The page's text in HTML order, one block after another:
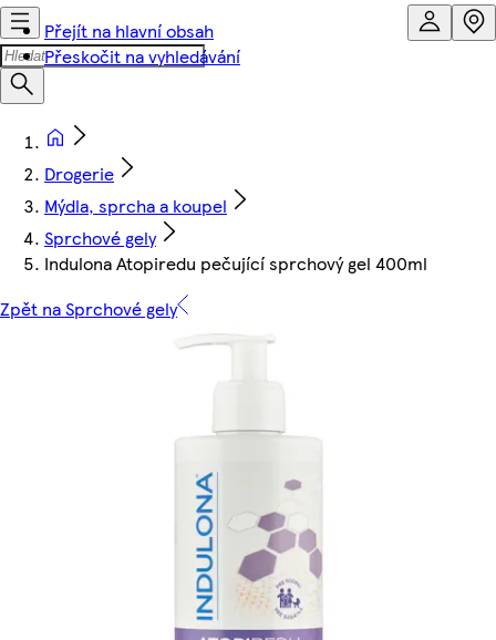
Přejít na hlavní obsah
Přeskočit na vyhledávání
Drogerie
Mýdla, sprcha a koupel
Sprchové gely
Indulona Atopiredu pečující sprchový gel 400ml
Zpět na Sprchové gely